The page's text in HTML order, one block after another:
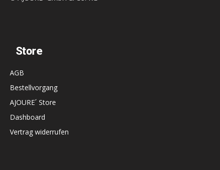
Store
AGB
Bestellvorgang
AJOURE´ Store
Dashboard
Vertrag widerrufen